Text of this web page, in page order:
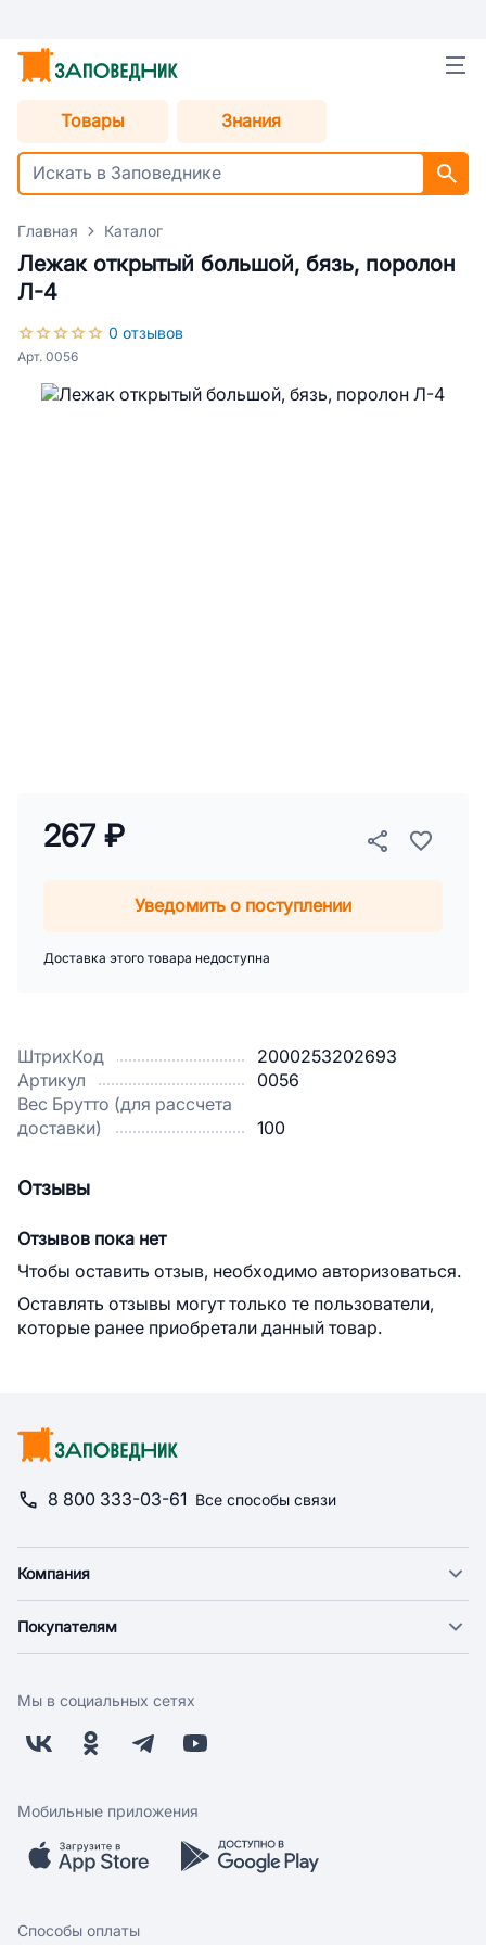
Товары Знания
Главная Каталог
Лежак открытый большой, бязь, поролон
Л-4
0 отзывов
Арт. 0056
ШтрихКод
2000253202693
Артикул
0056
Вес Брутто (для рассчета
доставки)
100
267 ₽
Уведомить о поступлении
Доставка этого товара недоступна
Отзывы
Отзывов пока нет
Чтобы оставить отзыв, необходимо авторизоваться.
Оставлять отзывы могут только те пользователи,
которые ранее приобретали данный товар.
8 800 333-03-61 Все способы связи
Компания
Новости
Поставщикам
Заводчикам
Обратная связь
Покупателям
Оплата
Бонусная программа
Скидки и акции
Мобильное приложение
Мы в социальных сетях
Мобильные приложения
Способы оплаты